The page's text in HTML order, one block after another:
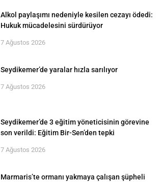
Alkol paylaşımı nedeniyle kesilen cezayı ödedi:
Hukuk mücadelesini sürdürüyor
7 Ağustos 2026
Seydikemer’de yaralar hızla sarılıyor
7 Ağustos 2026
Seydikemer’de 3 eğitim yöneticisinin görevine
son verildi: Eğitim Bir-Sen’den tepki
7 Ağustos 2026
Marmaris’te ormanı yakmaya çalışan şüpheli